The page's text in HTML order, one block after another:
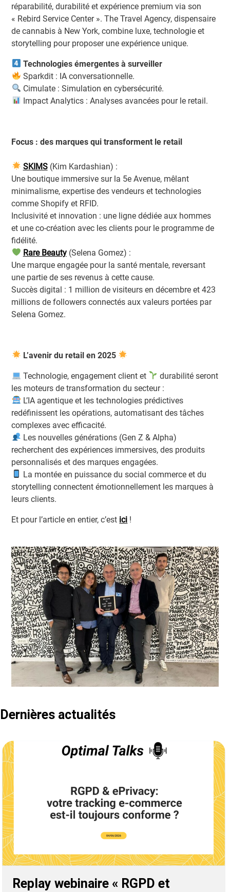
réparabilité, durabilité et expérience premium via son
« Rebird Service Center ». The Travel Agency, dispensaire
de cannabis à New York, combine luxe, technologie et
storytelling pour proposer une expérience unique.
Technologies émergentes à surveiller
Sparkdit : IA conversationnelle.
Cimulate : Simulation en cybersécurité.
Impact Analytics : Analyses avancées pour le retail.
Focus : des marques qui transforment le retail
SKIMS(Kim Kardashian) :
Une boutique immersive sur la 5e Avenue, mêlant
minimalisme, expertise des vendeurs et technologies
comme Shopify et RFID.
Inclusivité et innovation : une ligne dédiée aux hommes
et une co-création avec les clients pour le programme de
fidélité.
Rare Beauty(Selena Gomez) :
Une marque engagée pour la santé mentale, reversant
une partie de ses revenus à cette cause.
Succès digital : 1 million de visiteurs en décembre et 423
millions de followers connectés aux valeurs portées par
Selena Gomez.
L’avenir du retail en 2025
Technologie, engagement client et
durabilité seront
les moteurs de transformation du secteur :
L’IA agentique et les technologies prédictives
redéfinissent les opérations, automatisant des tâches
complexes avec efficacité.
Les nouvelles générations (Gen Z & Alpha)
recherchent des expériences immersives, des produits
personnalisés et des marques engagées.
La montée en puissance du social commerce et du
storytelling connectent émotionnellement les marques à
leurs clients.
Et pour l’article en entier, c’est ici !
Dernières actualités
Replay webinaire « RGPD et